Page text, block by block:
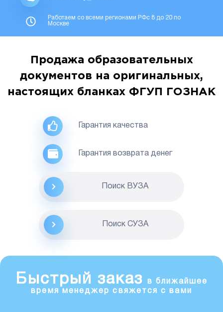
Работаем со всеми регионами РФс 8 до 20 по
Москве
Продажа образовательных
документов на оригинальных,
настоящих бланках ФГУП ГОЗНАК
Гарантия качества
Гарантия возврата денег
Поиск ВУЗА
Поиск CУЗА
Быстрый заказ
в ближайшее
время менеджер свяжется с вами